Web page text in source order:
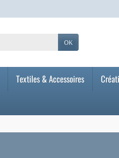
OK
Textiles & Accessoires